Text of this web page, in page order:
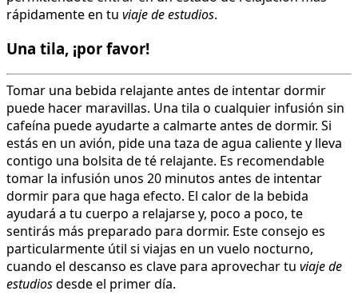
rápidamente en tu viaje de estudios.
Una tila, ¡por favor!
Tomar una bebida relajante antes de intentar dormir
puede hacer maravillas. Una tila o cualquier infusión sin
cafeína puede ayudarte a calmarte antes de dormir. Si
estás en un avión, pide una taza de agua caliente y lleva
contigo una bolsita de té relajante. Es recomendable
tomar la infusión unos 20 minutos antes de intentar
dormir para que haga efecto. El calor de la bebida
ayudará a tu cuerpo a relajarse y, poco a poco, te
sentirás más preparado para dormir. Este consejo es
particularmente útil si viajas en un vuelo nocturno,
cuando el descanso es clave para aprovechar tu viaje de
estudiosdesde el primer día.